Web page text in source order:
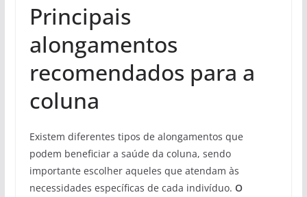
Principais
alongamentos
recomendados para a
coluna
Existem diferentes tipos de alongamentos que
podem beneficiar a saúde da coluna, sendo
importante escolher aqueles que atendam às
necessidades específicas de cada indivíduo. O